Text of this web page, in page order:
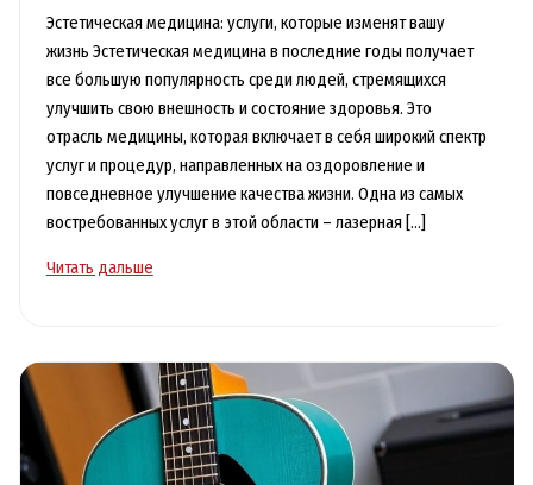
Эстетическая медицина: услуги, которые изменят вашу
жизнь Эстетическая медицина в последние годы получает
все большую популярность среди людей, стремящихся
улучшить свою внешность и состояние здоровья. Это
отрасль медицины, которая включает в себя широкий спектр
услуг и процедур, направленных на оздоровление и
повседневное улучшение качества жизни. Одна из самых
востребованных услуг в этой области – лазерная […]
Лазерная
избавиться
от
Читать дальше